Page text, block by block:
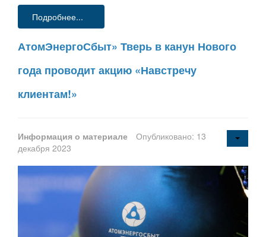
Подробнее...
АтомЭнергоСбыт» Тверь в канун Нового
года проводит акцию «Навстречу
клиентам!»
Информация о материале
Опубликовано: 13
декабря 2023